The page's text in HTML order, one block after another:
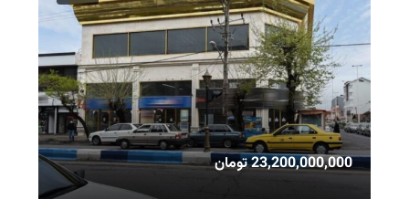
23,200,000,000 تومان